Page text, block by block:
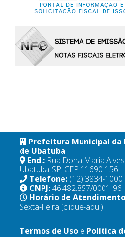
Prefeitura Municipal da
de Ubatuba
End.: Rua Dona Maria
Ubatuba-SP, CEP 11690-156
Telefone: (12) 3834-1000
CNPJ:46.482.857/0001-96
Horário de
Sexta-Feira (clique-aqui)
Termos de Uso e Política